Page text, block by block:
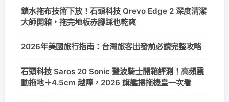
鎖水拖布技術下放！石頭科技 Qrevo Edge 2 深度清潔
大師開箱，拖完地板赤腳踩也乾爽
2026年美國旅行指南：台灣旅客出發前必讀完整攻略
石頭科技 Saros 20 Sonic 聲波騎士開箱評測！高頻震
動拖地＋4.5cm 越障，2026 旗艦掃拖機皇一次看